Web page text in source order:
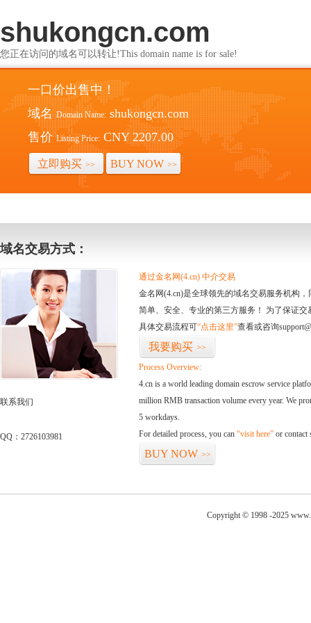
shukongcn.com
您正在访问的域名可以转让!This domain name is for sale!
一口价出售中！
域名 Domain Name: shukongcn.com
售价 Listing Price: CNY 2207.00
立即购买 >> BUY NOW >>
域名交易方式：
联系我们
QQ：2726103981
通过金名网(4.cn) 中介交易
金名网(4.cn)是全球领先的域名交易服务机构
简单、安全、专业的第三方服务！ 为了保证
具体交易流程可“点击这里”查看或咨询
我要购买 >>
Process Overview:
4.cn is a world leading domain escrow service
million RMB transaction volume every year. We
5 workdays.
For detailed process, you can “visit here” or contact
BUY NOW >>
Copyright © 1998 -2025